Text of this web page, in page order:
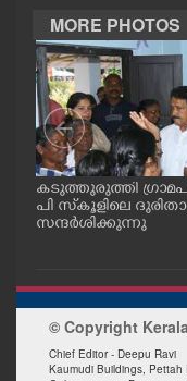
OPINION
PHOTOS
LIFESTYLE
SPIRITUAL
INFO+
ART
MORE PHOTOS
കടുത്തുരുത്തി
പി സ്‌കൂളിലെ
സന്ദർശിക്കുന്നു
© Copyright
Chief Editor - Deepu Ravi
Kaumudi Buildings,